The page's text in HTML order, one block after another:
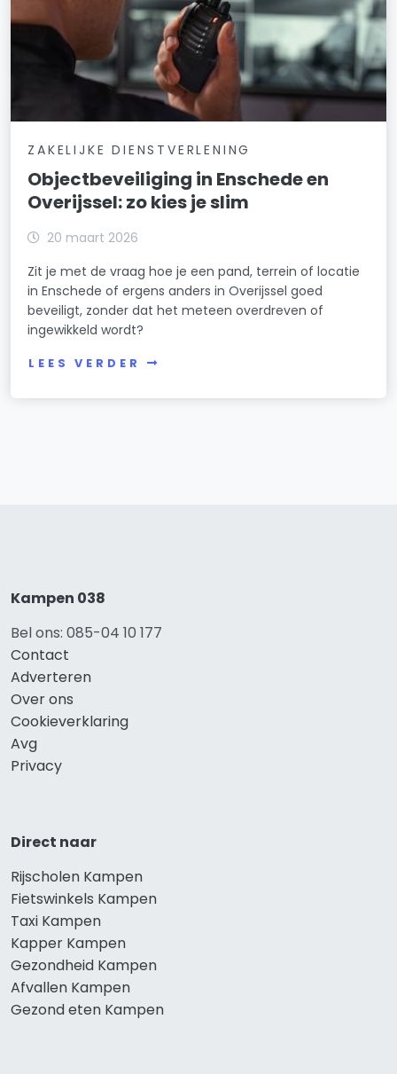
ZAKELIJKE DIENSTVERLENING
Objectbeveiliging in Enschede en
Overijssel: zo kies je slim
20 maart 2026
Zit je met de vraag hoe je een pand, terrein of locatie
in Enschede of ergens anders in Overijssel goed
beveiligt, zonder dat het meteen overdreven of
ingewikkeld wordt?
LEES VERDER
Kampen 038
Bel ons: 085-04 10 177
Contact
Adverteren
Over ons
Cookieverklaring
Avg
Privacy
Direct naar
Rijscholen Kampen
Fietswinkels Kampen
Taxi Kampen
Kapper Kampen
Gezondheid Kampen
Afvallen Kampen
Gezond eten Kampen